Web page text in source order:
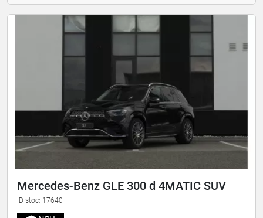
Mercedes-Benz GLE 300 d 4MATIC SUV
ID stoc: 17640